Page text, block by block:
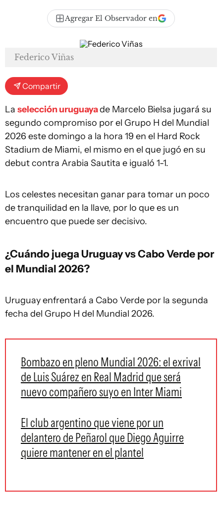
Agregar El Observador en
Federico Viñas
Compartir
La selección uruguayade Marcelo Bielsa jugará su
segundo compromiso por el Grupo H del Mundial
2026 este domingo a la hora 19 en el Hard Rock
Stadium de Miami, el mismo en el que jugó en su
debut contra Arabia Sautita e igualó 1-1.
Los celestes necesitan ganar para tomar un poco
de tranquilidad en la llave, por lo que es un
encuentro que puede ser decisivo.
¿Cuándo juega Uruguay vs Cabo Verde por
el Mundial 2026?
Uruguay enfrentará a Cabo Verde por la segunda
fecha del Grupo H del Mundial 2026.
Bombazo en pleno Mundial 2026: el exrival
de Luis Suárez en Real Madrid que será
nuevo compañero suyo en Inter Miami
El club argentino que viene por un
delantero de Peñarol que Diego Aguirre
quiere mantener en el plantel